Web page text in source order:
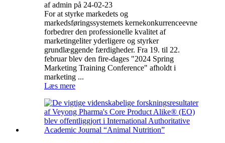
af admin på 24-02-23
For at styrke markedets og
markedsføringssystemets kernekonkurrenceevne
forbedrer den professionelle kvalitet af
marketingeliter yderligere og styrker
grundlæggende færdigheder. Fra 19. til 22.
februar blev den fire-dages "2024 Spring
Marketing Training Conference" afholdt i
marketing ...
Læs mere